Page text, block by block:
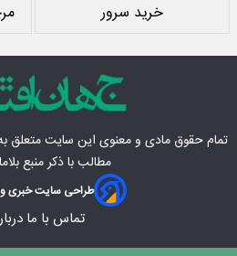
خرید سرور
تمام حقوق مادی‌ و معنوی این سایت متعلق
مطالب با ذکر منبع
طراحی سایت خبری و
تماس با ما